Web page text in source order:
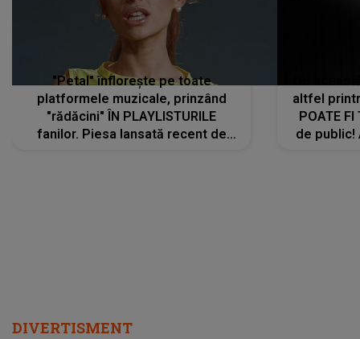
"Petal" înflorește pe toate
platformele muzicale, prinzând
"rădăcini" ÎN PLAYLISTURILE
fanilor. Piesa lansată recent de
altfel
POATE FI
de public!
DIVERTISMENT